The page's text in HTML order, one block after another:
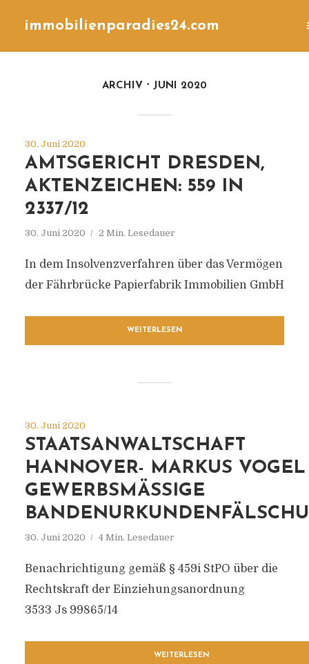
immobilienparadies24.com
ARCHIV JUNI 2020
30. Juni 2020
AMTSGERICHT DRESDEN,
AKTENZEICHEN: 559 IN
2337/12
30. Juni 2020 2 Min. Lesedauer
In dem Insolvenzverfahren über das Vermögen
der Fährbrücke Papierfabrik Immobilien GmbH
WEITERLESEN
30. Juni 2020
STAATSANWALTSCHAFT
HANNOVER- MARKUS VOGEL
GEWERBSMÄSSIGE B
30. Juni 2020 4 Min. Lesedauer
Benachrichtigung gemäß § 459i StPO über die
Rechtskraft der Einziehungsanordnung
3533 Js 99865/14
WEITERLESEN